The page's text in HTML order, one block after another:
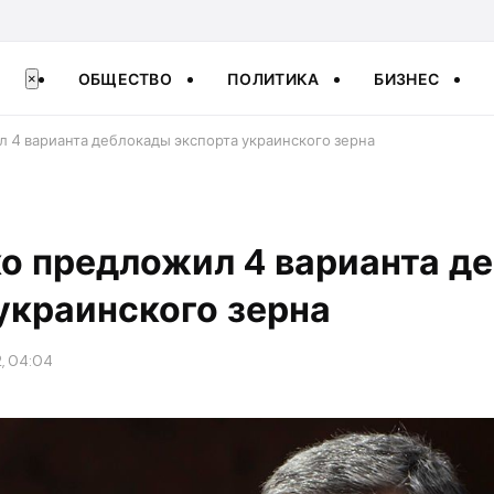
× ОБЩЕСТВО ПОЛИТИКА БИЗНЕС
варианта деблокады экспорта украинского зерна
предложил 4 варианта
зерна
04:04